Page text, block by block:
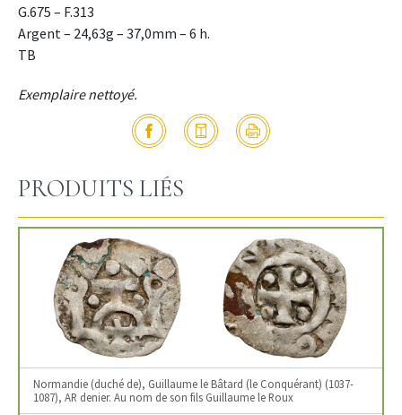
G.675 – F.313
Argent – 24,63g – 37,0mm – 6 h.
TB
Exemplaire nettoyé.
PRODUITS LIÉS
Normandie (duché de), Guillaume le Bâtard (le Conquérant) (1037-
1087), AR denier. Au nom de son fils Guillaume le Roux